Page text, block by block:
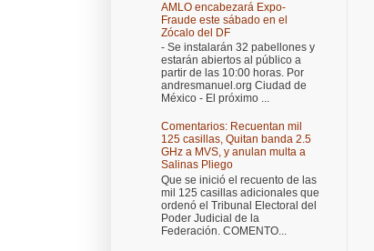
AMLO encabezará Expo-
Fraude este sábado en el
Zócalo del DF
- Se instalarán 32 pabellones y
estarán abiertos al público a
partir de las 10:00 horas. Por
andresmanuel.org Ciudad de
México - El próximo ...
Comentarios: Recuentan mil
125 casillas, Quitan banda 2.5
GHz a MVS, y anulan multa a
Salinas Pliego
Que se inició el recuento de las
mil 125 casillas adicionales que
ordenó el Tribunal Electoral del
Poder Judicial de la
Federación. COMENTO...